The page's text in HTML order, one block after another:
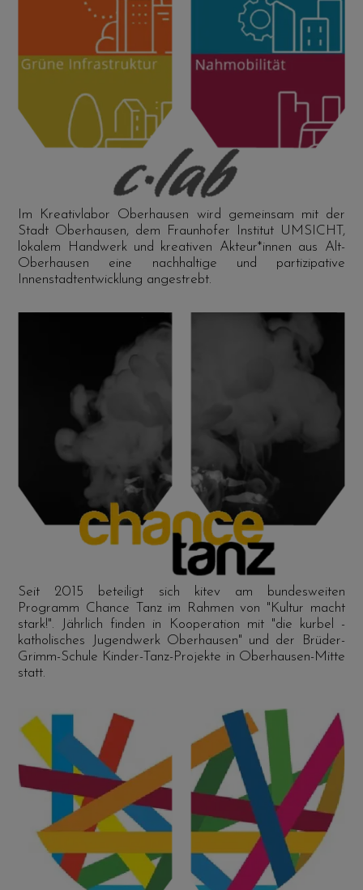
Im Kreativlabor Oberhausen wird gemeinsam mit der
Stadt Oberhausen, dem Fraunhofer Institut UMSICHT,
lokalem Handwerk und kreativen Akteur*innen aus Alt-
Oberhausen eine nachhaltige und partizipative
Innenstadtentwicklung angestrebt.
Seit 2015 beteiligt sich kitev am bundesweiten
Programm Chance Tanz im Rahmen von "Kultur macht
stark!". Jährlich finden in Kooperation mit "die kurbel -
katholisches Jugendwerk Oberhausen" und der Brüder-
Grimm-Schule Kinder-Tanz-Projekte in Oberhausen-Mitte
statt.